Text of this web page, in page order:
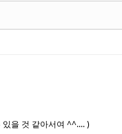
을 것 같아서여 ^^.... )